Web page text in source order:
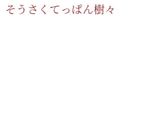
そうさくてっぱん樹々